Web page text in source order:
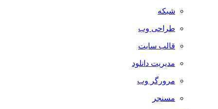
شبکه
طراحی وب
قالب سایت
مدیریت دانلود
مرورگر وب
مسنجر